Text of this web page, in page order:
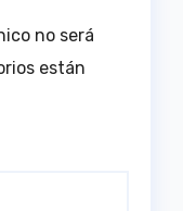
no será
están